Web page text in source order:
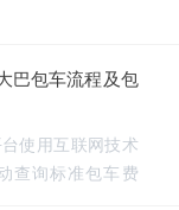
巴包车流程及包
使用互联网技术
查询标准包车费